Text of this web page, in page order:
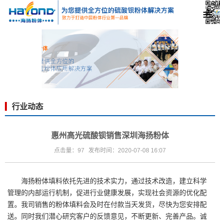
行业动态
惠州高光硫酸钡销售深圳海扬粉体
点击量：97 发布时间：2020-07-08 16:07
海扬粉体填料依托先进的技术实力，通过技术改造，建立科学
管理的内部运行机制，促进行业健康发展，实现社会资源的优化配
置。我司销售的粉体填料会及时在付款当天发货，尽快为您安排配
送。同时我们潜心研究客户的反馈意见，不断更新、完善产品。诚